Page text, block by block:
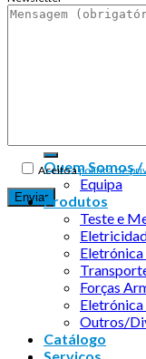
Aceito apolítica de
Endereço de email:
Quem Somos
Equipa
Produtos
Teste e
Forças
Outros/
Catálogo